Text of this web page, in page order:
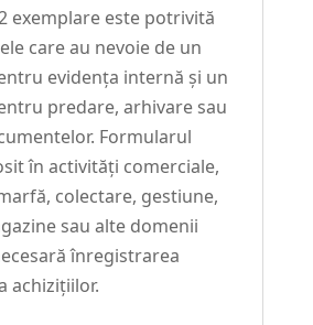
exemplare este potrivită
care au nevoie de un
evidența internă și un
predare, arhivare sau
Formularul
în activități comerciale,
colectare, gestiune,
sau alte domenii
înregistrarea
achizițiilor.